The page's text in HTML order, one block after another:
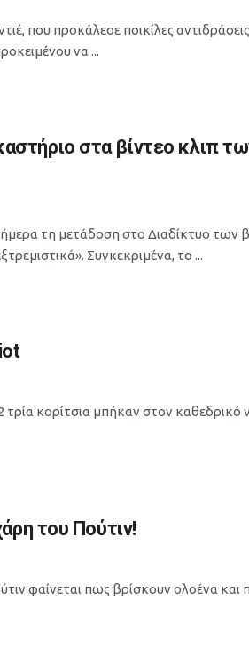
που προκάλεσε ποικίλες
να ...
στα βίντεο κλιπ
τη μετάδοση στο Διαδίκτυο των
Συγκεκριμένα, το ...
κορίτσια μπήκαν στον
του Πούτιν!
φαίνεται πως βρίσκουν ολοένα και